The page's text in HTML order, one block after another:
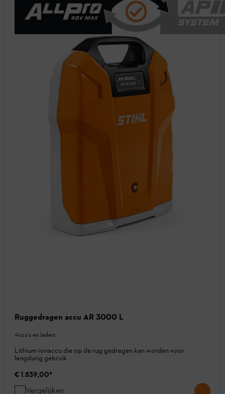
Ruggedragen accu AR 3000 L
Accu's en laders
Lithium-ionaccu die op de rug gedragen kan worden voor
langdurig gebruik
€ 1.839,00*
Vergelijken